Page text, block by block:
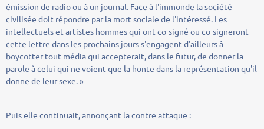
émission de radio ou à un journal. Face à l'immonde la société
civilisée doit répondre par la mort sociale de l'intéressé. Les
intellectuels et artistes hommes qui ont co-signé ou co-signeront
cette lettre dans les prochains jours s'engagent d'ailleurs à
boycotter tout média qui accepterait, dans le futur, de donner la
parole à celui qui ne voient que la honte dans la représentation qu'il
donne de leur sexe. »
Puis elle continuait, annonçant la contre attaque :